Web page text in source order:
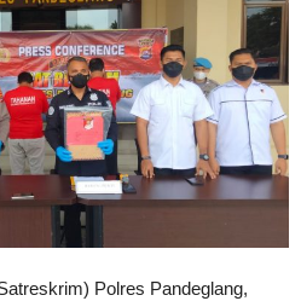
Polres Pandeglang,